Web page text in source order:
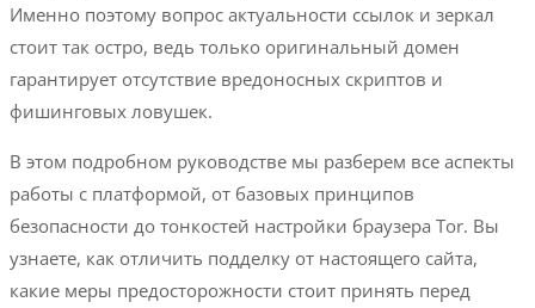
Именно поэтому вопрос актуальности ссылок и зеркал
стоит так остро, ведь только оригинальный домен
гарантирует отсутствие вредоносных скриптов и
фишинговых ловушек.
В этом подробном руководстве мы разберем все аспекты
работы с платформой, от базовых принципов
безопасности до тонкостей настройки браузера Tor. Вы
узнаете, как отличить подделку от настоящего сайта,
какие меры предосторожности стоит принять перед